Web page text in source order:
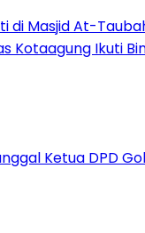
di Masjid At-
Kotaagung Ikuti
Ketua DPD